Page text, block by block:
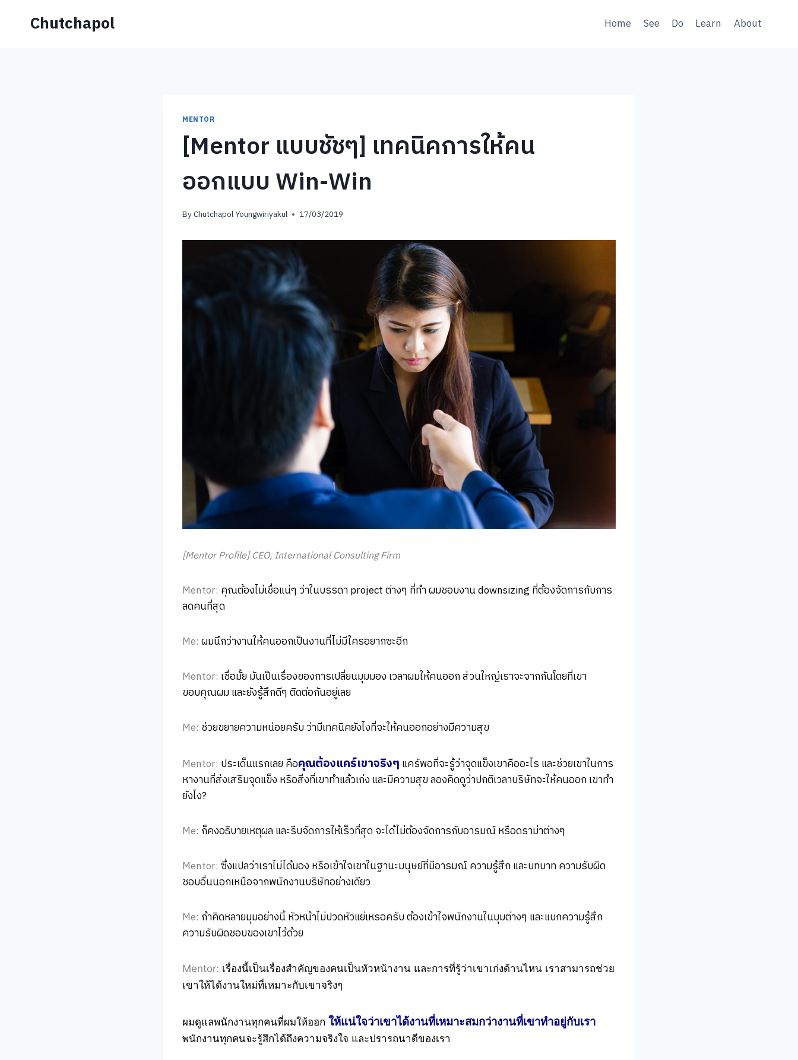
Chutchapol Home See Do Learn About
MENTOR
[Mentor แบบชัชๆ] เทคนิคการให้คน
ออกแบบ Win-Win
ByChutchapol Youngwiriyakul 17/03/2019
[Mentor Profile] CEO, International Consulting Firm
Mentor: คุณต้องไม่เชื่อแน่ๆ ว่าในบรรดา project ต่างๆ ที่ทำ ผมชอบงาน downsizing ที่ต้องจัดการกับการ
ลดคนที่สุด
Me: ผมนึกว่างานให้คนออกเป็นงานที่ไม่มีใครอยากซะอีก
Mentor: เชื่อมั้ย มันเป็นเรื่องของการเปลี่ยนมุมมอง เวลาผมให้คนออก ส่วนใหญ่เราจะจากกันโดยที่เขา
ขอบคุณผม และยังรู้สึกดีๆ ติดต่อกันอยู่เลย
Me: ช่วยขยายความหน่อยครับ ว่ามีเทคนิคยังไงที่จะให้คนออกอย่างมีความสุข
Mentor: ประเด็นแรกเลย คือคุณต้องแคร์เขาจริงๆ แคร์พอที่จะรู้ว่าจุดแข็งเขาคืออะไร และช่วยเขาในการ
หางานที่ส่งเสริมจุดแข็ง หรือสิ่งที่เขาทำแล้วเก่ง และมีความสุข ลองคิดดูว่าปกติเวลาบริษัทจะให้คนออก เขาทำ
ยังไง?
Me: ก็คงอธิบายเหตุผล และรีบจัดการให้เร็วที่สุด จะได้ไม่ต้องจัดการกับอารมณ์ หรือดราม่าต่างๆ
Mentor: ซึ่งแปลว่าเราไม่ได้มอง หรือเข้าใจเขาในฐานะมนุษย์ที่มีอารมณ์ ความรู้สึก และบทบาท ความรับผิด
ชอบอื่นนอกเหนือจากพนักงานบริษัทอย่างเดียว
Me: ถ้าคิดหลายมุมอย่างนี้ หัวหน้าไม่ปวดหัวแย่เหรอครับ ต้องเข้าใจพนักงานในมุมต่างๆ และแบกความรู้สึก
ความรับผิดชอบของเขาไว้ด้วย
Mentor: เรื่องนี้เป็นเรื่องสำคัญของคนเป็นหัวหน้างาน และการที่รู้ว่าเขาเก่งด้านไหน เราสามารถช่วย
เขาให้ได้งานใหม่ที่เหมาะกับเขาจริงๆ
ผมดูแลพนักงานทุกคนที่ผมให้ออก ให้แน่ใจว่าเขาได้งานที่เหมาะสมกว่างานที่เขาทำอยู่กับเรา
พนักงานทุกคนจะรู้สึกได้ถึงความจริงใจ และปรารถนาดีของเรา